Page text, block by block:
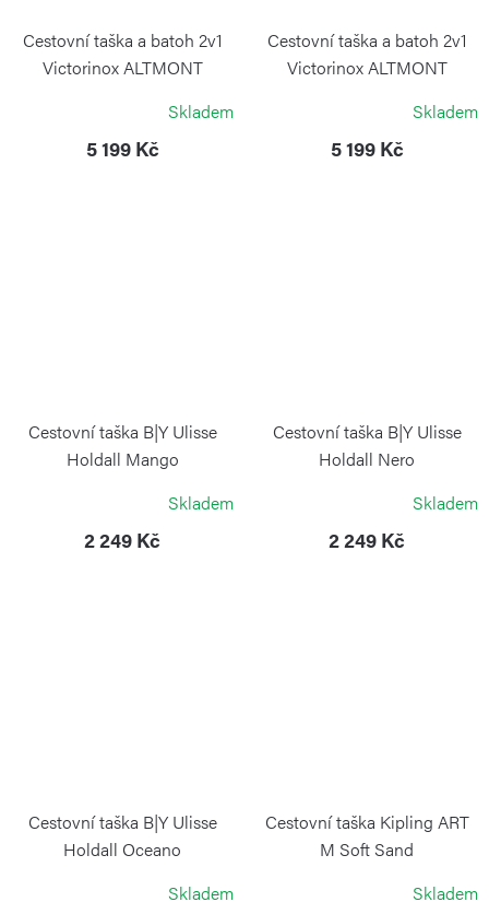
Cestovní taška a batoh 2v1
Victorinox ALTMONT
Skladem
5 199 Kč
Cestovní taška a batoh 2v1
Victorinox ALTMONT
Skladem
5 199 Kč
Cestovní taška B|Y Ulisse
Holdall Mango
Skladem
2 249 Kč
Cestovní taška B|Y Ulisse
Holdall Nero
Skladem
2 249 Kč
Cestovní taška B|Y Ulisse
Holdall Oceano
Skladem
Cestovní taška Kipling ART
M Soft Sand
Skladem